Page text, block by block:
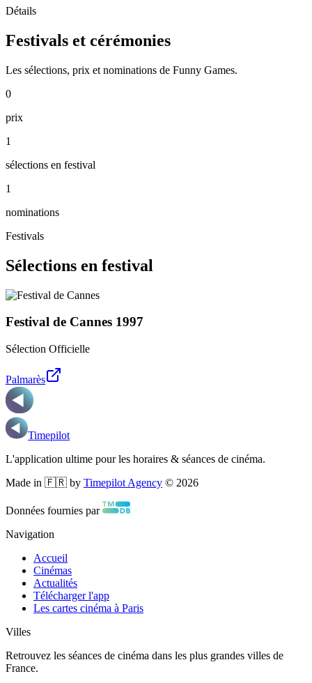
Détails
Festivals et cérémonies
Les sélections, prix et nominations de Funny Games.
0
prix
1
sélections en festival
1
nominations
Festivals
Sélections en festival
Festival de Cannes 1997
Sélection Officielle
Palmarès
Timepilot
L'application ultime pour les horaires & séances de cinéma.
Made in 🇫🇷 by Timepilot Agency © 2026
Données fournies par
Navigation
Accueil
Cinémas
Actualités
Télécharger l'app
Les cartes cinéma à Paris
Villes
Retrouvez les séances de cinéma dans les plus grandes villes de
France.